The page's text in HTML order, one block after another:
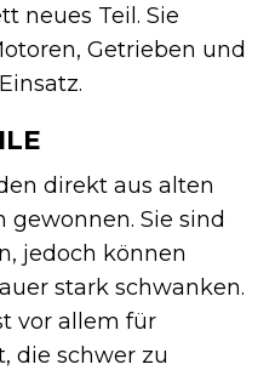
neues Teil. Sie
Getrieben und
direkt aus alten
Sie sind
jedoch können
stark schwanken.
vor allem für
die schwer zu